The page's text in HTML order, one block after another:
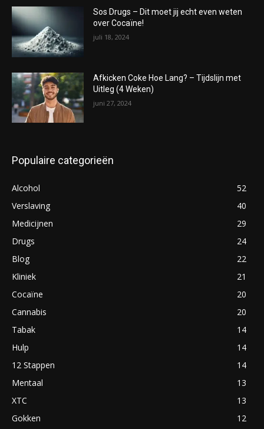
Sos Drugs – Dit moet jij echt even weten
over Cocaïne!
juli 18, 2024
Afkicken Coke Hoe Lang? – Tijdslijn met
Uitleg (4 Weken)
juni 27, 2024
Populaire categorieën
Alcohol
52
Verslaving
40
Medicijnen
29
Drugs
24
Blog
22
Kliniek
21
Cocaïne
20
Cannabis
20
Tabak
14
Hulp
14
12 Stappen
14
Mentaal
13
XTC
13
Gokken
12